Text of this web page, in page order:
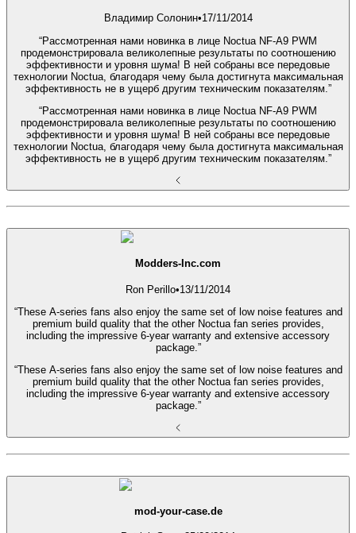
Владимир Солонин•17/11/2014
“Рассмотренная нами новинка в лице Noctua NF-A9 PWM
продемонстрировала великолепные результаты по соотношению
эффективности и уровня шума! В ней собраны все передовые
технологии Noctua, благодаря чему была достигнута максимальная
эффективность не в ущерб другим техническим показателям.”
“Рассмотренная нами новинка в лице Noctua NF-A9 PWM
продемонстрировала великолепные результаты по соотношению
эффективности и уровня шума! В ней собраны все передовые
технологии Noctua, благодаря чему была достигнута максимальная
эффективность не в ущерб другим техническим показателям.”
Modders-Inc.com
Ron Perillo•13/11/2014
“These A-series fans also enjoy the same set of low noise features and
premium build quality that the other Noctua fan series provides,
including the impressive 6-year warranty and extensive accessory
package.”
“These A-series fans also enjoy the same set of low noise features and
premium build quality that the other Noctua fan series provides,
including the impressive 6-year warranty and extensive accessory
package.”
mod-your-case.de